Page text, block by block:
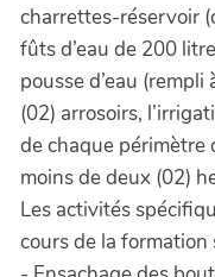
charrettes-réservoir
fûts d’eau de 200
pousse d’eau
(02) arrosoirs,
de chaque périmètre
moins de deux (02)
Les activités
cours de la formation